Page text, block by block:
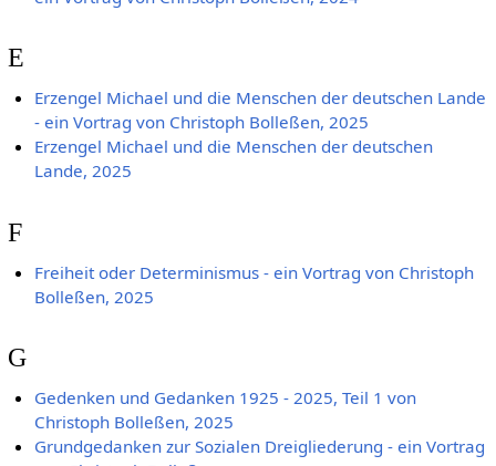
E
Erzengel Michael und die Menschen der deutschen Lande
- ein Vortrag von Christoph Bolleßen, 2025
Erzengel Michael und die Menschen der deutschen
Lande, 2025
F
Freiheit oder Determinismus - ein Vortrag von Christoph
Bolleßen, 2025
G
Gedenken und Gedanken 1925 - 2025, Teil 1 von
Christoph Bolleßen, 2025
Grundgedanken zur Sozialen Dreigliederung - ein Vortrag